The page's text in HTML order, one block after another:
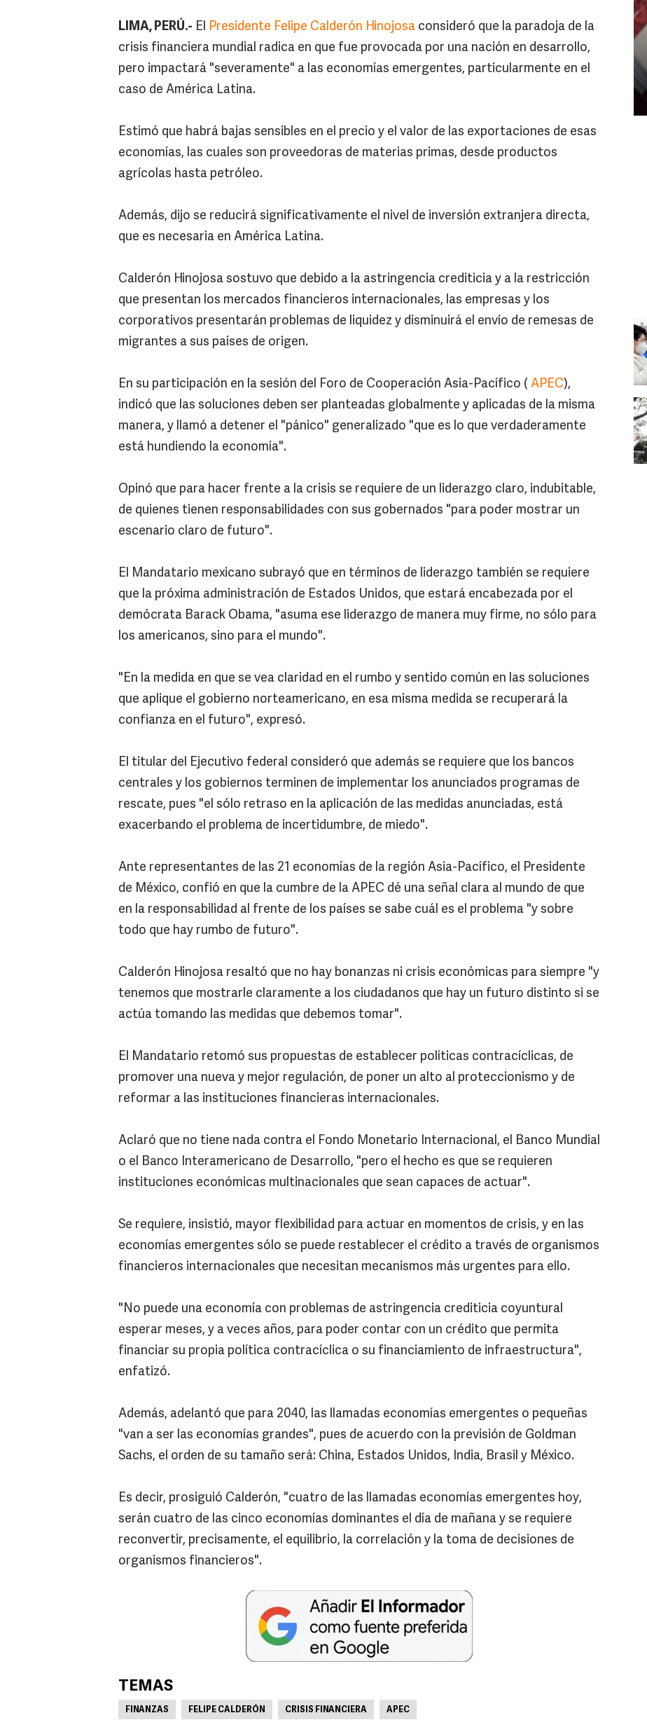
LIMA, PERÚ.- El Presidente Felipe Calderón Hinojosa consideró que la paradoja de la
crisis financiera mundial radica en que fue provocada por una nación en desarrollo,
pero impactará "severamente" a las economías emergentes, particularmente en el
caso de América Latina.
Estimó que habrá bajas sensibles en el precio y el valor de las exportaciones de esas
economías, las cuales son proveedoras de materias primas, desde productos
agrícolas hasta petróleo.
Además, dijo se reducirá significativamente el nivel de inversión extranjera directa,
que es necesaria en América Latina.
Calderón Hinojosa sostuvo que debido a la astringencia crediticia y a la restricción
que presentan los mercados financieros internacionales, las empresas y los
corporativos presentarán problemas de liquidez y disminuirá el envío de remesas de
migrantes a sus países de origen.
En su participación en la sesión del Foro de Cooperación Asia-Pacífico ( APEC),
indicó que las soluciones deben ser planteadas globalmente y aplicadas de la misma
manera, y llamó a detener el "pánico" generalizado "que es lo que verdaderamente
está hundiendo la economía".
Opinó que para hacer frente a la crisis se requiere de un liderazgo claro, indubitable,
de quienes tienen responsabilidades con sus gobernados "para poder mostrar un
escenario claro de futuro".
El Mandatario mexicano subrayó que en términos de liderazgo también se requiere
que la próxima administración de Estados Unidos, que estará encabezada por el
demócrata Barack Obama, "asuma ese liderazgo de manera muy firme, no sólo para
los americanos, sino para el mundo".
"En la medida en que se vea claridad en el rumbo y sentido común en las soluciones
que aplique el gobierno norteamericano, en esa misma medida se recuperará la
confianza en el futuro", expresó.
El titular del Ejecutivo federal consideró que además se requiere que los bancos
centrales y los gobiernos terminen de implementar los anunciados programas de
rescate, pues "el sólo retraso en la aplicación de las medidas anunciadas, está
exacerbando el problema de incertidumbre, de miedo".
Ante representantes de las 21 economías de la región Asia-Pacífico, el Presidente
de México, confió en que la cumbre de la APEC dé una señal clara al mundo de que
en la responsabilidad al frente de los países se sabe cuál es el problema "y sobre
todo que hay rumbo de futuro".
Calderón Hinojosa resaltó que no hay bonanzas ni crisis económicas para siempre "y
tenemos que mostrarle claramente a los ciudadanos que hay un futuro distinto si se
actúa tomando las medidas que debemos tomar".
El Mandatario retomó sus propuestas de establecer políticas contracíclicas, de
promover una nueva y mejor regulación, de poner un alto al proteccionismo y de
reformar a las instituciones financieras internacionales.
Aclaró que no tiene nada contra el Fondo Monetario Internacional, el Banco Mundial
o el Banco Interamericano de Desarrollo, "pero el hecho es que se requieren
instituciones económicas multinacionales que sean capaces de actuar".
Se requiere, insistió, mayor flexibilidad para actuar en momentos de crisis, y en las
economías emergentes sólo se puede restablecer el crédito a través de organismos
financieros internacionales que necesitan mecanismos más urgentes para ello.
"No puede una economía con problemas de astringencia crediticia coyuntural
esperar meses, y a veces años, para poder contar con un crédito que permita
financiar su propia política contracíclica o su financiamiento de infraestructura",
enfatizó.
Además, adelantó que para 2040, las llamadas economías emergentes o pequeñas
"van a ser las economías grandes", pues de acuerdo con la previsión de Goldman
Sachs, el orden de su tamaño será: China, Estados Unidos, India, Brasil y México.
Es decir, prosiguió Calderón, "cuatro de las llamadas economías emergentes hoy,
serán cuatro de las cinco economías dominantes el día de mañana y se requiere
reconvertir, precisamente, el equilibrio, la correlación y la toma de decisiones de
organismos financieros".
TEMAS
FINANZAS FELIPE CALDERÓN CRISIS FINANCIERA APEC